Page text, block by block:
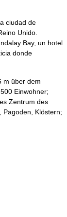
ciudad de
Unido.
Bay, un hotel
donde
über dem
Einwohner;
Zentrum des
Pagoden, Klöstern;